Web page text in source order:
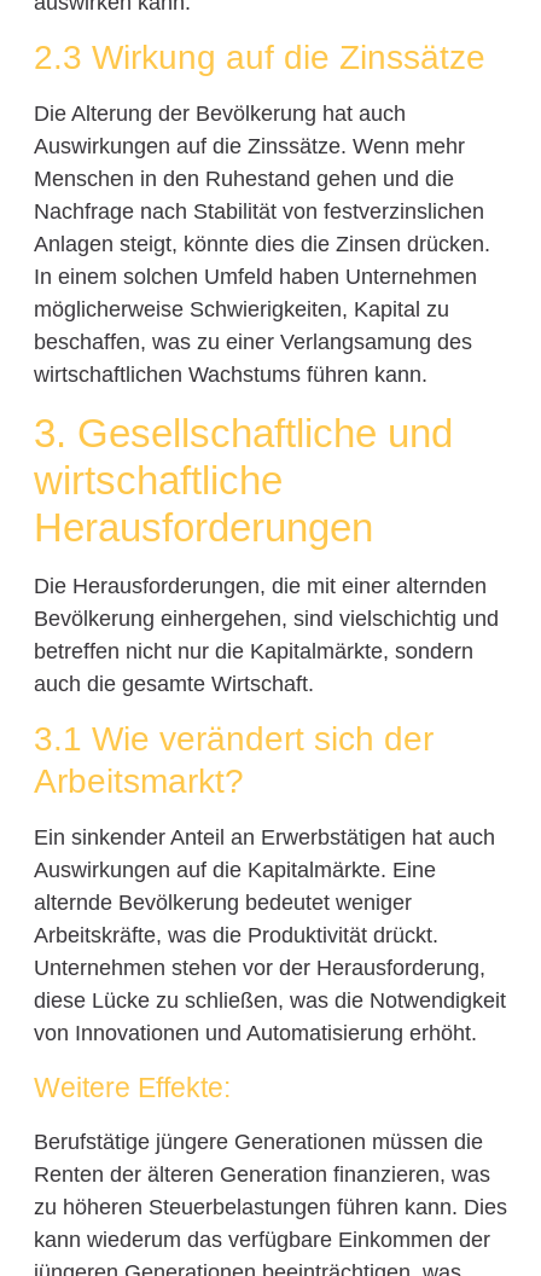
2.3 Wirkung auf die Zinssätze
Die Alterung der Bevölkerung hat auch
Auswirkungen auf die Zinssätze. Wenn mehr
Menschen in den Ruhestand gehen und die
Nachfrage nach Stabilität von festverzinslichen
Anlagen steigt, könnte dies die Zinsen drücken.
In einem solchen Umfeld haben Unternehmen
möglicherweise Schwierigkeiten, Kapital zu
beschaffen, was zu einer Verlangsamung des
wirtschaftlichen Wachstums führen kann.
3. Gesellschaftliche und
wirtschaftliche
Herausforderungen
Die Herausforderungen, die mit einer alternden
Bevölkerung einhergehen, sind vielschichtig und
betreffen nicht nur die Kapitalmärkte, sondern
auch die gesamte Wirtschaft.
3.1 Wie verändert sich der
Arbeitsmarkt?
Ein sinkender Anteil an Erwerbstätigen hat auch
Auswirkungen auf die Kapitalmärkte. Eine
alternde Bevölkerung bedeutet weniger
Arbeitskräfte, was die Produktivität drückt.
Unternehmen stehen vor der Herausforderung,
diese Lücke zu schließen, was die Notwendigkeit
von Innovationen und Automatisierung erhöht.
Weitere Effekte:
Berufstätige jüngere Generationen müssen die
Renten der älteren Generation finanzieren, was
zu höheren Steuerbelastungen führen kann. Dies
kann wiederum das verfügbare Einkommen der